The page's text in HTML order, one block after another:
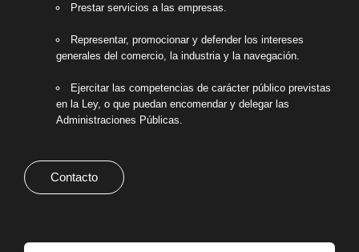
Prestar servicios a las empresas.
Representar, promocionar y defender los intereses
generales del comercio, la industria y la navegación.
Ejercitar las competencias de carácter público previstas
en la Ley, o que puedan encomendar y delegar las
Administraciones Públicas.
Contacto